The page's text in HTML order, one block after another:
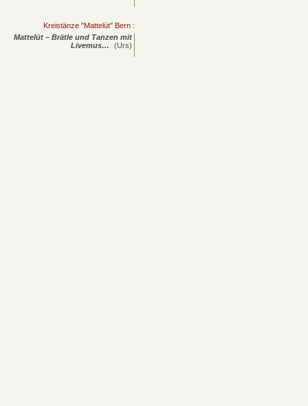
Kreistänze "Mattelüt" Bern :
Mattelüt – Brätle und Tanzen mit
Livemus…
(Urs)